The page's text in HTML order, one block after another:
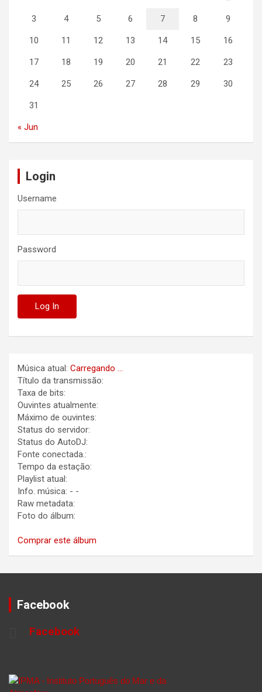
3 4 5 6 7 8 9
10 11 12 13 14 15 16
17 18 19 20 21 22 23
24 25 26 27 28 29 30
31
« Jun
Login
Username
Password
Música atual: Carregando ...
Título da transmissão:
Taxa de bits:
Ouvintes atualmente:
Máximo de ouvintes:
Status do servidor:
Status do AutoDJ:
Fonte conectada.:
Tempo da estação:
Playlist atual:
Info. música: - -
Raw metadata:
Foto do álbum:
Comprar este álbum
Facebook
Facebook